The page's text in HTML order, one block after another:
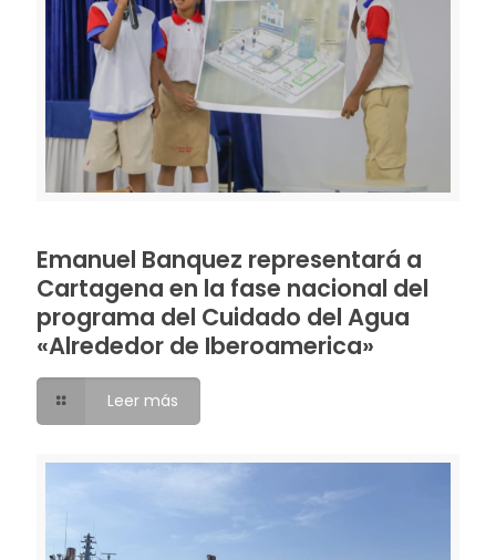
Emanuel Banquez representará a
Cartagena en la fase nacional del
programa del Cuidado del Agua
«Alrededor de Iberoamerica»
Leer más